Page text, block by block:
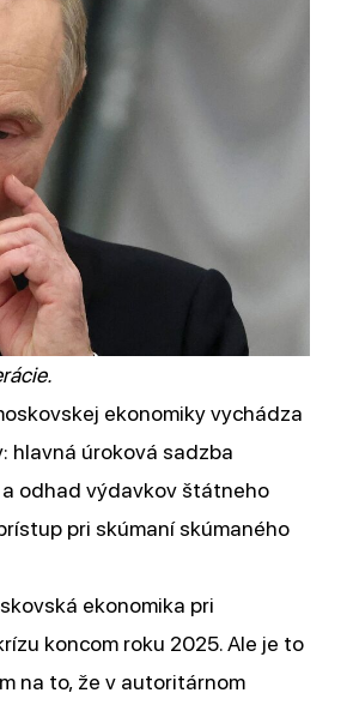
ekonomiky vychádza
hlavná úroková sadzba
odhad výdavkov štátneho
pri skúmaní skúmaného
ekonomika pri
koncom roku 2025. Ale je to
na to, že v autoritárnom